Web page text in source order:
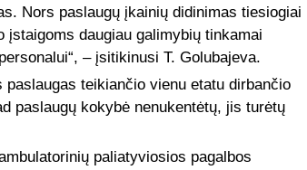
Nors paslaugų įkainių didinimas tiesiogiai
daugiau galimybių tinkamai
– įsitikinusi T. Golubajeva.
teikiančio vienu etatu dirbančio
paslaugų kokybė nenukentėtų, jis turėtų
paliatyviosios pagalbos